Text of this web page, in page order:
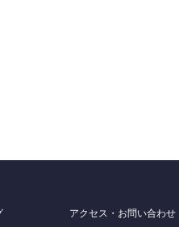
アクセス・お問い合わせ